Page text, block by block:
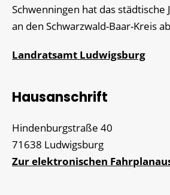
Schwenningen hat das
an den Schwarzwald-Baar-Kreis
Landratsamt Ludwigsburg
Hausanschrift
Hindenburgstraße 40
71638 Ludwigsburg
Zur elektronischen